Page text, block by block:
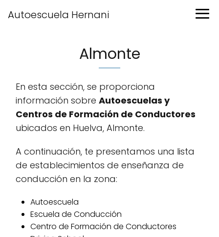
Autoescuela Hernani
Almonte
En esta sección, se proporciona
información sobre Autoescuelas y
Centros de Formación de Conductores
ubicados en Huelva, Almonte.
A continuación, te presentamos una lista
de establecimientos de enseñanza de
conducción en la zona:
Autoescuela
Escuela de Conducción
Centro de Formación de Conductores